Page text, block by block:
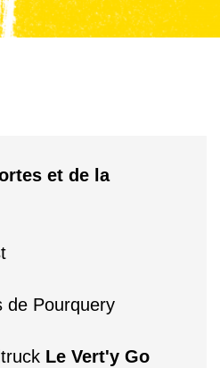
et de la
Pourquery
Le Vert'y Go